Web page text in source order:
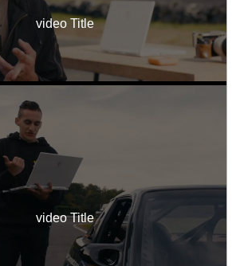
video Title
video Title